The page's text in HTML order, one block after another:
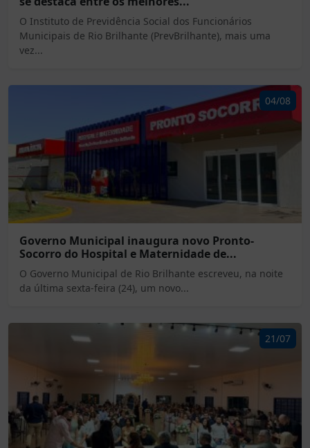
O Instituto de Previdência Social dos Funcionários
Municipais de Rio Brilhante (PrevBrilhante), mais uma
vez...
04/08
Governo Municipal inaugura novo Pronto-
Socorro do Hospital e Maternidade de...
O Governo Municipal de Rio Brilhante escreveu, na noite
da última sexta-feira (24), um novo...
21/07